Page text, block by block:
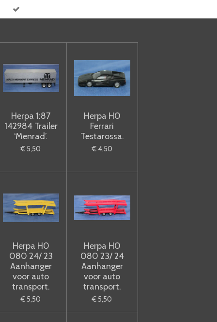
Herpa 1:87
142984 Trailer
‘Menrad’.
€ 5,50
Herpa H0
Ferrari
Testarossa.
€ 4,50
Herpa H0
080 24/ 23
Aanhanger
voor auto
transport.
€ 5,50
Herpa H0
080 23/ 24
Aanhanger
voor auto
transport.
€ 5,50